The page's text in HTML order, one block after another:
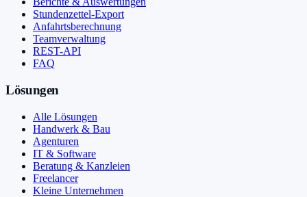
Stundenzettel-Export
Anfahrtsberechnung
Teamverwaltung
REST-API
FAQ
Lösungen
Alle Lösungen
Handwerk & Bau
Agenturen
IT & Software
Beratung & Kanzleien
Freelancer
Kleine Unternehmen